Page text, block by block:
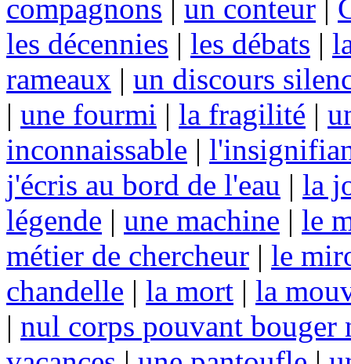
compagnons | un conteur |
les décennies | les débats |
rameaux | un discours
| une fourmi | la fragilité |
inconnaissable |
j'écris au bord de l'eau | la
légende | une machine | le
métier de chercheur | le
chandelle | la mort | la
| nul corps pouvant bouger